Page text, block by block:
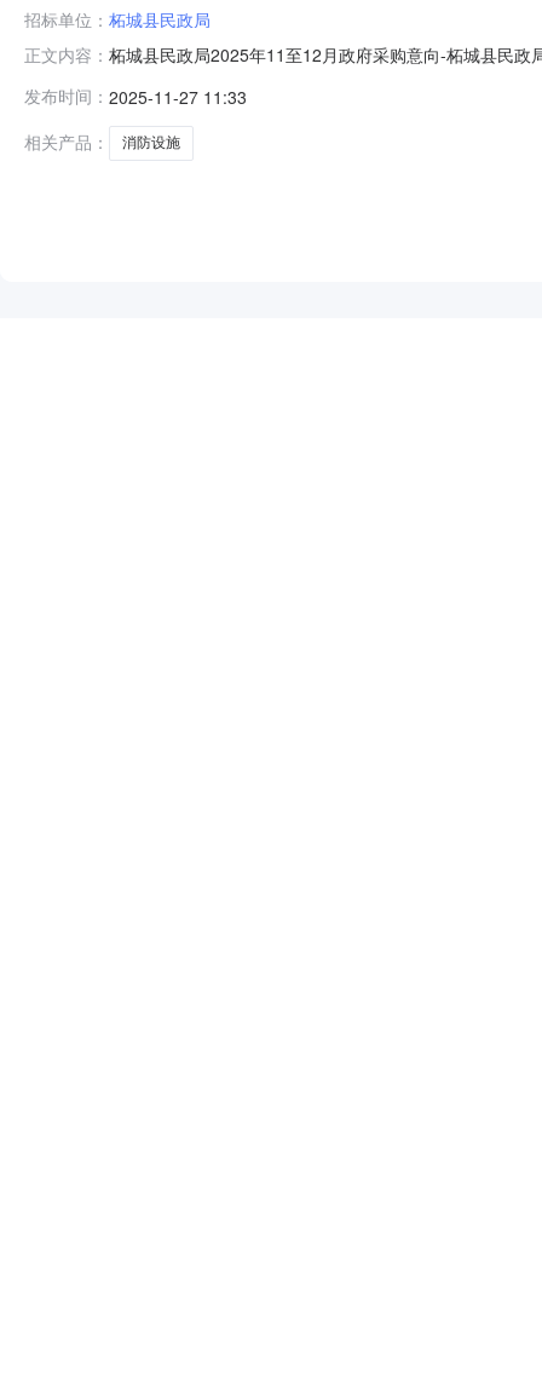
招标单位： 柘城县民政局
正文内容： 柘城县民政局2025年11至12月政府采购意向-柘城县民
采购需求概况：对李原乡敬老院、岗王镇敬老院、洪恩
开的采购意向是
发布时间： 2025-11-27 11:33
相关产品：
消防设施